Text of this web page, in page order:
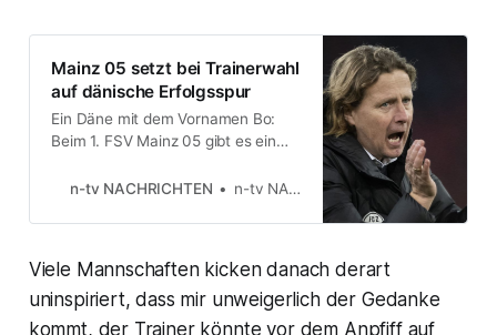
Mainz 05 setzt bei Trainerwahl
auf dänische Erfolgsspur
Ein Däne mit dem Vornamen Bo:
Beim 1. FSV Mainz 05 gibt es ein
Trainer des abstiegsbedrohten
Henriksen. Er kommt aus Zürich
Siewert. Erst im November war Bo
Svensson zurückgetreten.
n-tv NACHRICHTEN n-tv NACHRICHTEN
Viele Mannschaften kicken danach derart
uninspiriert, dass mir unweigerlich der Gedanke
kommt, der Trainer könnte vor dem Anpfiff auf